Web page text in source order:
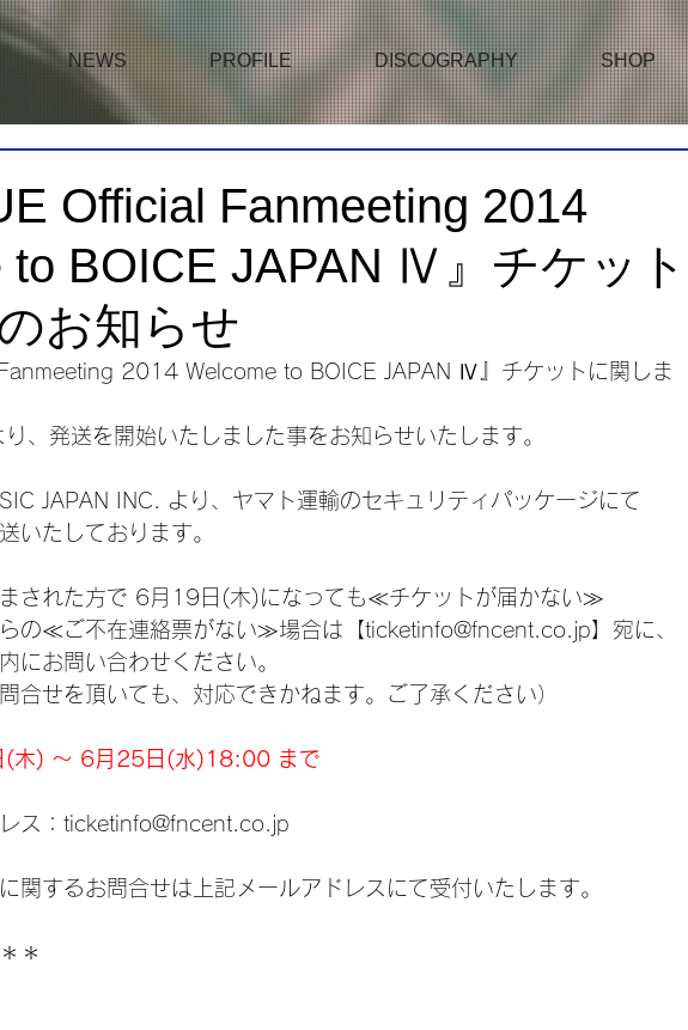
NEWS PROFILE DISCOGRAPHY SHOP
Official Fanmeeting 2014
to BOICE JAPAN Ⅳ』チケット
お知らせ
2014 Welcome to BOICE JAPAN Ⅳ』チケットに関しま
、発送を開始いたしました事をお知らせいたします。
JAPAN INC. より、ヤマト運輸のセキュリティパッケージにて
いたしております。
された方で 6月19日(木)になっても≪チケットが届かない≫
の≪ご不在連絡票がない≫場合は【ticketinfo@fncent.co.jp】宛に、
にお問い合わせください。
合せを頂いても、対応できかねます。ご了承ください）
(木) ～ 6月25日(水)18:00 まで
ス：ticketinfo@fncent.co.jp
関するお問合せは上記メールアドレスにて受付いたします。
＊